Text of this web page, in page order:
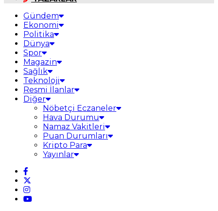
Gündem
Ekonomi
Politika
Dünya
Spor
Magazin
Sağlık
Teknoloji
Resmi İlanlar
Diğer
Nöbetçi Eczaneler
Hava Durumu
Namaz Vakitleri
Puan Durumları
Kripto Para
Yayınlar